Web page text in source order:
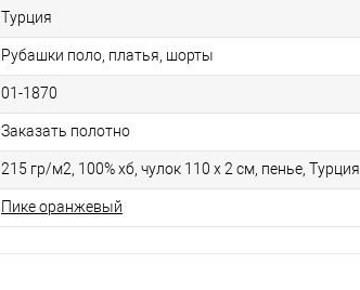
Турция
Рубашки поло, платья, шорты
01-1870
Заказать полотно
215 гр/м2, 100% хб, чулок 110 х 2 см, пенье, Турция
Пике оранжевый